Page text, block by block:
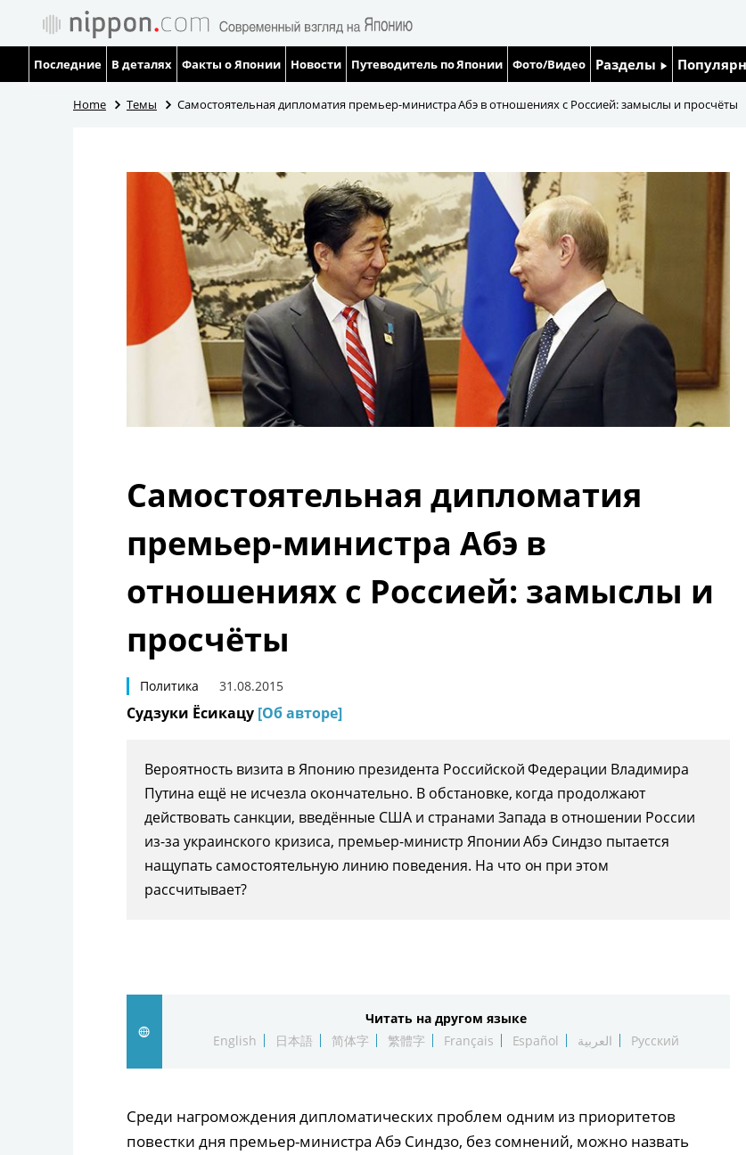
Последние В деталях Факты о Японии Новости Путеводитель по Японии Фото/Видео Разделы
Люди
Политика
Экономика
Общество
Культура
Технологии
Home Темы Самостоятельная дипломатия премьер-министра Абэ в отношениях с Россией: замыслы и просчёты
Самостоятельная дипломатия
премьер-министра Абэ в
отношениях с Россией: замыслы и
просчёты
Политика 31.08.2015
Судзуки Ёсикацу [Об авторе]
Вероятность визита в Японию президента Российской Федерации Владимира
Путина ещё не исчезла окончательно. В обстановке, когда продолжают
действовать санкции, введённые США и странами Запада в отношении России
из-за украинского кризиса, премьер-министр Японии Абэ Синдзо пытается
нащупать самостоятельную линию поведения. На что он при этом
рассчитывает?
Читать на другом языке
English
日本語 简体字 繁體字 Français Español العربية Русский
Среди нагромождения дипломатических проблем одним из приоритетов
повестки дня премьер-министра Абэ Синдзо, без сомнений, можно назвать